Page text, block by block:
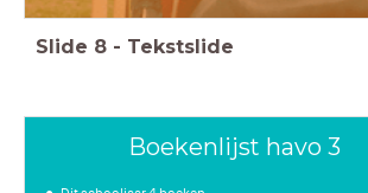
Slide 8 - Tekstslide
Boekenlijst havo 3